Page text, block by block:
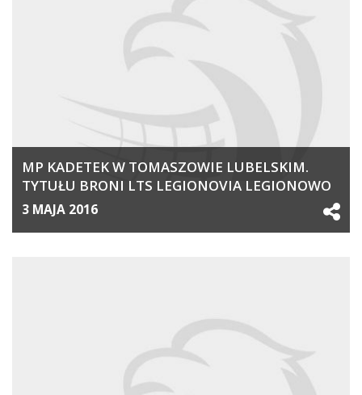
MP KADETEK W TOMASZOWIE LUBELSKIM.
TYTUŁU BRONI LTS LEGIONOVIA LEGIONOWO
3 MAJA 2016